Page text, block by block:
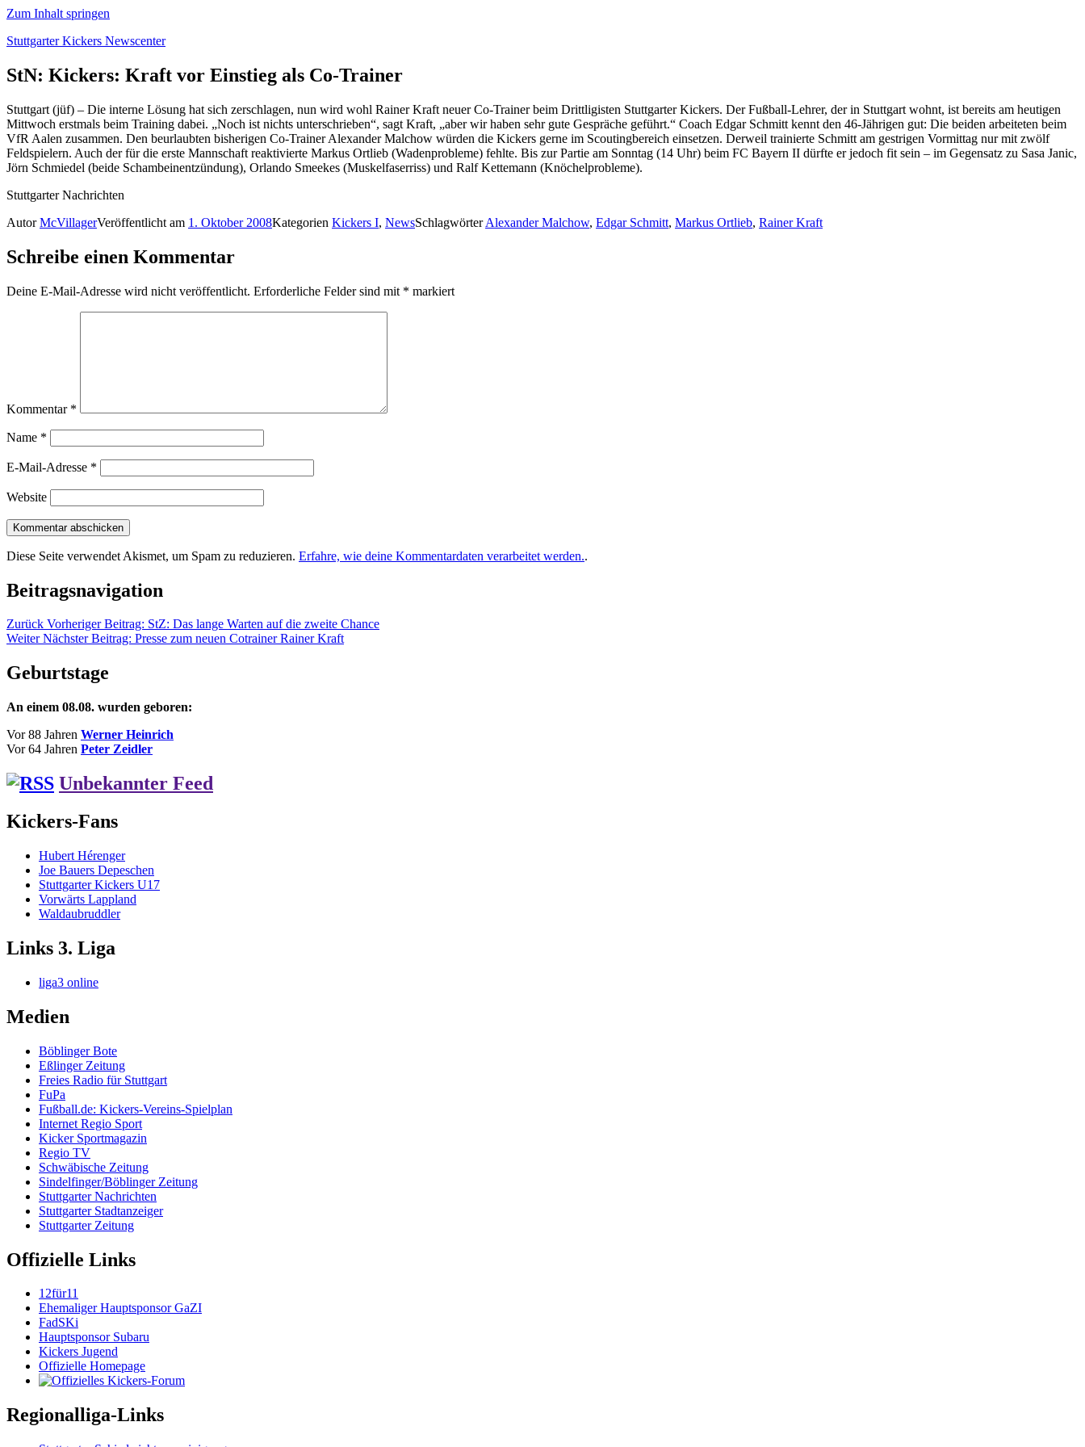
Zum Inhalt springen
Stuttgarter Kickers Newscenter
StN: Kickers: Kraft vor Einstieg als Co-Trainer
Stuttgart (jüf) – Die interne Lösung hat sich zerschlagen, nun wird wohl Rainer Kraft neuer Co-Trainer beim Drittligisten Stuttgarter Kickers. Der Fußball-Lehrer, der in Stuttgart wohnt, ist bereits am heutigen
Mittwoch erstmals beim Training dabei. „Noch ist nichts unterschrieben“, sagt Kraft, „aber wir haben sehr gute Gespräche geführt.“ Coach Edgar Schmitt kennt den 46-Jährigen gut: Die beiden arbeiteten beim
VfR Aalen zusammen. Den beurlaubten bisherigen Co-Trainer Alexander Malchow würden die Kickers gerne im Scoutingbereich einsetzen. Derweil trainierte Schmitt am gestrigen Vormittag nur mit zwölf
Feldspielern. Auch der für die erste Mannschaft reaktivierte Markus Ortlieb (Wadenprobleme) fehlte. Bis zur Partie am Sonntag (14 Uhr) beim FC Bayern II dürfte er jedoch fit sein – im Gegensatz zu Sasa Janic,
Jörn Schmiedel (beide Schambeinentzündung), Orlando Smeekes (Muskelfaserriss) und Ralf Kettemann (Knöchelprobleme).
Stuttgarter Nachrichten
AutorMcVillagerVeröffentlicht am 1. Oktober 2008Kategorien Kickers I, NewsSchlagwörterAlexander Malchow, Edgar Schmitt, Markus Ortlieb, Rainer Kraft
Schreibe einen Kommentar
Deine E-Mail-Adresse wird nicht veröffentlicht. Erforderliche Felder sind mit * markiert
Kommentar *
Name *
E-Mail-Adresse *
Website
Diese Seite verwendet Akismet, um Spam zu reduzieren. Erfahre, wie deine Kommentardaten verarbeitet werden..
Beitragsnavigation
Zurück Vorheriger Beitrag: StZ: Das lange Warten auf die zweite Chance
Weiter Nächster Beitrag: Presse zum neuen Cotrainer Rainer Kraft
Geburtstage
An einem 08.08. wurden geboren:
Vor 88 Jahren Werner Heinrich
Vor 64 Jahren Peter Zeidler
Unbekannter Feed
Kickers-Fans
Hubert Hérenger
Joe Bauers Depeschen
Stuttgarter Kickers U17
Vorwärts Lappland
Waldaubruddler
Links 3. Liga
liga3 online
Medien
Böblinger Bote
Eßlinger Zeitung
Freies Radio für Stuttgart
FuPa
Fußball.de: Kickers-Vereins-Spielplan
Internet Regio Sport
Kicker Sportmagazin
Regio TV
Schwäbische Zeitung
Sindelfinger/Böblinger Zeitung
Stuttgarter Nachrichten
Stuttgarter Stadtanzeiger
Stuttgarter Zeitung
Offizielle Links
12für11
Ehemaliger Hauptsponsor GaZI
FadSKi
Hauptsponsor Subaru
Kickers Jugend
Offizielle Homepage
Regionalliga-Links